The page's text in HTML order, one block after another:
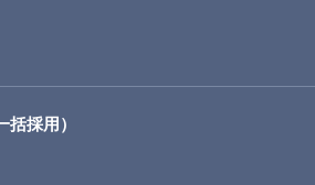
採用）